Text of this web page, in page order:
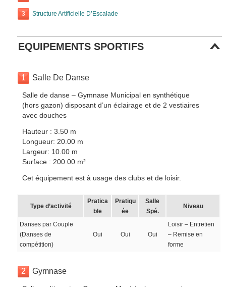
3 Structure Artificielle D’Escalade
EQUIPEMENTS SPORTIFS
1 Salle De Danse
Salle de danse – Gymnase Municipal en synthétique
(hors gazon) disposant d’un éclairage et de 2 vestiaires
avec douches
Hauteur : 3.50 m
Longueur: 20.00 m
Largeur: 10.00 m
Surface : 200.00 m²
Cet équipement est à usage des clubs et de loisir.
Type d’activité
Pratica
ble
Pratiqu
ée
Salle
Spé.
Niveau
Danses par Couple
(Danses de
compétition)
Oui Oui Oui
Loisir – Entretien
– Remise en
forme
2 Gymnase